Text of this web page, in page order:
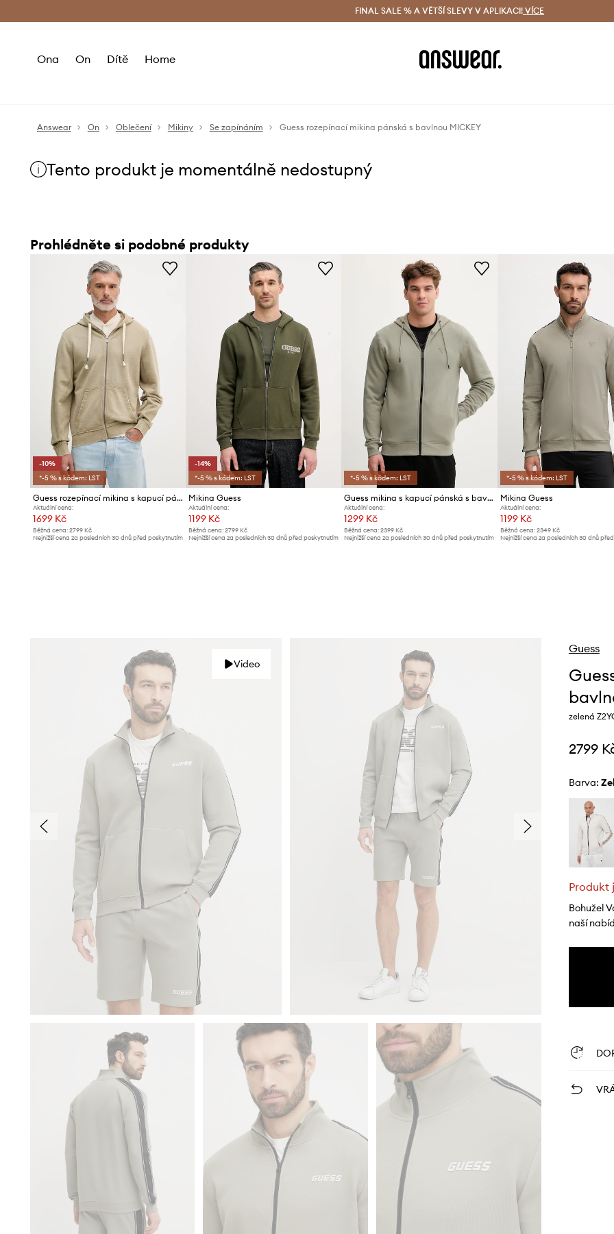
Doručení a vrácení zdarma (od 1800 Kč) Doručení i do 24 h
FINAL SALE % A VĚTŠÍ SLEVY V APLIKACI! VÍCE
Ona On Dítě Home
Answear On Oblečení Mikiny Se zapínáním Guess rozepínací mikina pánská s bavlnou MICKEY
Tento produkt je momentálně nedostupný
Prohlédněte si podobné produkty
-10%
*-5 % s kódem: LST
Guess rozepínací mikina s kapucí pánská bavlněná
Aktuální cena:
1699 Kč
Běžná cena: 2799 Kč
Nejnižší cena za posledních 30 dnů před poskytnutím
-14%
*-5 % s kódem: LST
Mikina Guess
Aktuální cena:
1199 Kč
Běžná cena:2799 Kč
Nejnižší cena za posledních 30 dnů před poskytnutím
*-5 % s kódem: LST
Guess mikina s kapucí pánská s bavlnou ALDWIN
Aktuální cena:
1299 Kč
Běžná cena: 2399 Kč
Nejnižší cena za posledních 30 dnů před poskytnutím
*-5 % s kódem: LST
Mikina Guess
Aktuální cena:
1199 Kč
Běžná cena: 2349 Kč
Nejnižší cena za posledních 30 dnů
Video
Guess
zelená
2799
Barva:
Produkt
Bohužel
naší